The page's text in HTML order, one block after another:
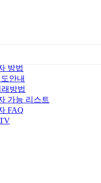
방법
안내
방법
가능 리스트
FAQ